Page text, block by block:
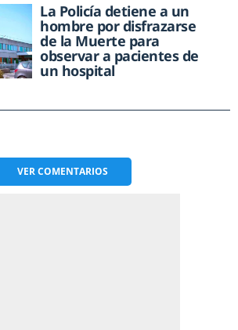
La Policía detiene a un
hombre por disfrazarse
de la Muerte para
observar a pacientes de
un hospital
VERCOMENTARIOS